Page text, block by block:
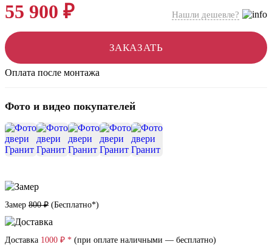
55 900 ₽ Нашли дешевле?
ЗАКАЗАТЬ
Оплата после монтажа
Фото и видео покупателей
Замер 800 ₽ (Бесплатно*)
Доставка 1000 ₽ * (при оплате наличными — бесплатно)